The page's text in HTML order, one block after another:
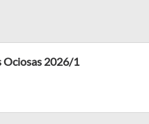
Ociosas 2026/1